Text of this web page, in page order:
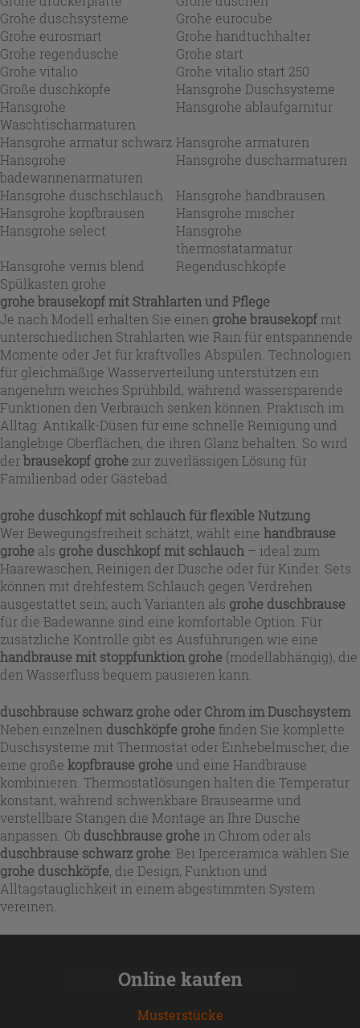
Grohe duschsysteme
Grohe eurocube
Grohe eurosmart
Grohe handtuchhalter
Grohe regendusche
Grohe start
Grohe vitalio
Grohe vitalio start 250
Große duschköpfe
Hansgrohe Duschsysteme
Hansgrohe
Waschtischarmaturen
Hansgrohe ablaufgarnitur
Hansgrohe armatur schwarz Hansgrohe armaturen
Hansgrohe
badewannenarmaturen
Hansgrohe duscharmaturen
Hansgrohe duschschlauch
Hansgrohe handbrausen
Hansgrohe kopfbrausen
Hansgrohe mischer
Hansgrohe select
Hansgrohe
thermostatarmatur
Hansgrohe vernis blend
Regenduschköpfe
Spülkasten grohe
grohe brausekopf mit Strahlarten und Pflege
Je nach Modell erhalten Sie einen grohe brausekopfmit
unterschiedlichen Strahlarten wie Rain für entspannende
Momente oder Jet für kraftvolles Abspülen. Technologien
für gleichmäßige Wasserverteilung unterstützen ein
angenehm weiches Sprühbild, während wassersparende
Funktionen den Verbrauch senken können. Praktisch im
Alltag: Antikalk-Düsen für eine schnelle Reinigung und
langlebige Oberflächen, die ihren Glanz behalten. So wird
derbrausekopf grohe zur zuverlässigen Lösung für
Familienbad oder Gästebad.
grohe duschkopf mit schlauch für flexible Nutzung
Wer Bewegungsfreiheit schätzt, wählt eine handbrause
grohe als grohe duschkopf mit schlauch – ideal zum
Haarewaschen, Reinigen der Dusche oder für Kinder. Sets
können mit drehfestem Schlauch gegen Verdrehen
ausgestattet sein; auch Varianten als grohe duschbrause
für die Badewanne sind eine komfortable Option. Für
zusätzliche Kontrolle gibt es Ausführungen wie eine
handbrause mit stoppfunktion grohe (modellabhängig), die
den Wasserfluss bequem pausieren kann.
duschbrause schwarz grohe oder Chrom im Duschsystem
Neben einzelnen duschköpfe grohe finden Sie komplette
Duschsysteme mit Thermostat oder Einhebelmischer, die
eine große kopfbrause grohe und eine Handbrause
kombinieren. Thermostatlösungen halten die Temperatur
konstant, während schwenkbare Brausearme und
verstellbare Stangen die Montage an Ihre Dusche
anpassen. Ob duschbrause grohe in Chrom oder als
duschbrause schwarz grohe: Bei Iperceramica wählen Sie
grohe duschköpfe, die Design, Funktion und
Alltagstauglichkeit in einem abgestimmten System
vereinen.
Online kaufen
Musterstücke